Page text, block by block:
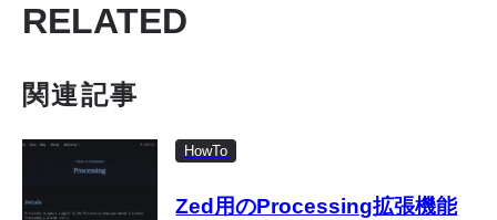
RELATED
関連記事
HowTo
Zed用のProcessing拡張機能